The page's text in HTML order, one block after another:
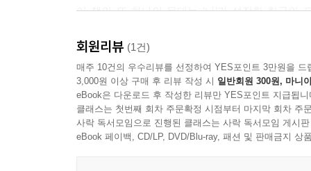
나는 어쨌든 괜찮다. 다른 사람들을 보면서, 그들
모든 변수를 오로지 체력으로 땜질하느라 고립되
가고 싶으면 편의점 알바를 하거나 배달을 해서
는 생각 없어요, 등장인물이 다 함께 달려 나가는
니지 못하면서 옷을 그리고, 과일을 못 먹으면서
이터들은 원래 수줍잖아요. 아무도 좋아해본 적
이 책의 또 하나의 무대는 ‘나’가 성장한 한국의
차별하는 게 아니라 알아본 것일 수도 있겠다는
마스큘린했던 쌍둥이는 집안의 기준이자 모범적
해치웠다. 시간이 흘러 쌍둥이가 자신의 성 정체
남성성을 다지기 위해 나를 이용했어!"
『림보에서의 축지법』의 시간은 특정한 장면을
나를 어떻게 생각해?” 묻자 우르르 자리를 뜨던
회원리뷰 (1건)
매주 10건의 우수리뷰를 선정하여 YES포인트 3만원을 드
3,000원 이상 구매 후 리뷰 작성 시 일반회원 300원, 마니
eBook은 다운로드 후 작성한 리뷰만 YES포인트 지급됩니
클래스는 첫번째 회차 주문확정 시점부터 마지막 회차 주
사락 독서모임으로 진행된 클래스는 사락 독서모임 게시
eBook 페이백, CD/LP, DVD/Blu-ray, 패션 및 판매금지 상